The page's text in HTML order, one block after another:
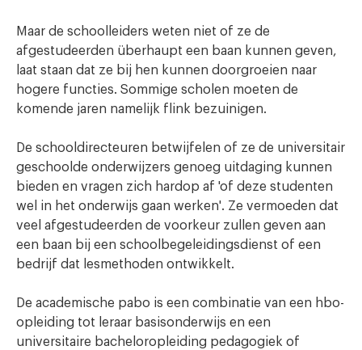
Maar de schoolleiders weten niet of ze de
afgestudeerden überhaupt een baan kunnen geven,
laat staan dat ze bij hen kunnen doorgroeien naar
hogere functies. Sommige scholen moeten de
komende jaren namelijk flink bezuinigen.
De schooldirecteuren betwijfelen of ze de universitair
geschoolde onderwijzers genoeg uitdaging kunnen
bieden en vragen zich hardop af 'of deze studenten
wel in het onderwijs gaan werken'. Ze vermoeden dat
veel afgestudeerden de voorkeur zullen geven aan
een baan bij een schoolbegeleidingsdienst of een
bedrijf dat lesmethoden ontwikkelt.
De academische pabo is een combinatie van een hbo-
opleiding tot leraar basisonderwijs en een
universitaire bacheloropleiding pedagogiek of